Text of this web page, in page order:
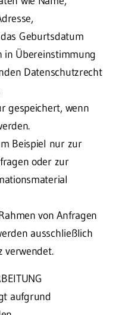
Geburtsdatum
in Übereinstimmung
Datenschutzrecht
gespeichert, wenn
Beispiel nur zur
oder zur
von Anfragen
ausschließlich
verwendet.
aufgrund